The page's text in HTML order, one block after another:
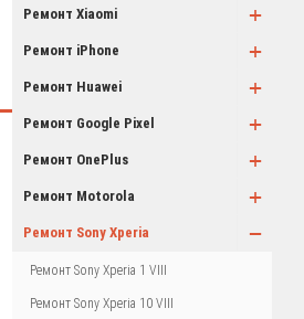
Ремонт Xiaomi +
Ремонт iPhone +
Ремонт Huawei +
Ремонт Google Pixel +
Ремонт OnePlus +
Ремонт Motorola +
Ремонт Sony Xperia −
Ремонт Sony Xperia 1 VIII
Ремонт Sony Xperia 10 VIII